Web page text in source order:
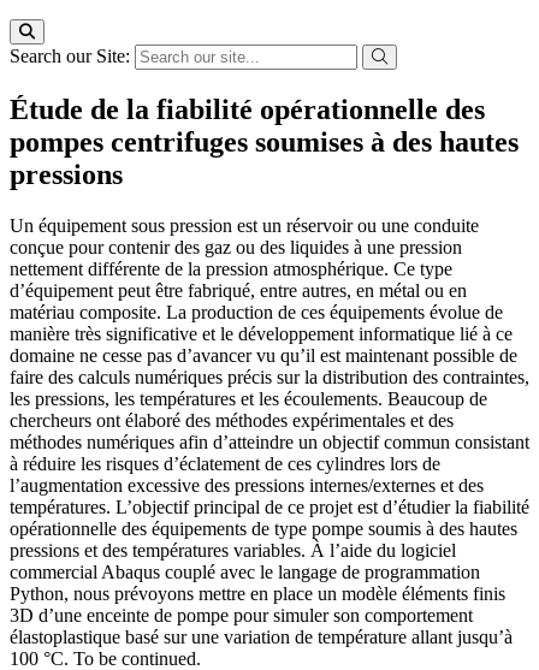
Search our Site:
Étude de la fiabilité opérationnelle des
pompes centrifuges soumises à des hautes
pressions
Un équipement sous pression est un réservoir ou une conduite
conçue pour contenir des gaz ou des liquides à une pression
nettement différente de la pression atmosphérique. Ce type
d’équipement peut être fabriqué, entre autres, en métal ou en
matériau composite. La production de ces équipements évolue de
manière très significative et le développement informatique lié à ce
domaine ne cesse pas d’avancer vu qu’il est maintenant possible de
faire des calculs numériques précis sur la distribution des contraintes,
les pressions, les températures et les écoulements. Beaucoup de
chercheurs ont élaboré des méthodes expérimentales et des
méthodes numériques afin d’atteindre un objectif commun consistant
à réduire les risques d’éclatement de ces cylindres lors de
l’augmentation excessive des pressions internes/externes et des
températures. L’objectif principal de ce projet est d’étudier la fiabilité
opérationnelle des équipements de type pompe soumis à des hautes
pressions et des températures variables. À l’aide du logiciel
commercial Abaqus couplé avec le langage de programmation
Python, nous prévoyons mettre en place un modèle éléments finis
3D d’une enceinte de pompe pour simuler son comportement
élastoplastique basé sur une variation de température allant jusqu’à
100 °C. To be continued.